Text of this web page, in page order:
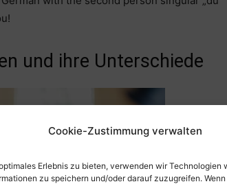
Cookie-Zustimmung verwalten
Erlebnis zu bieten, verwenden wir Technologien
zu speichern und/oder darauf zuzugreifen. Wenn
und ihre Unterschiede